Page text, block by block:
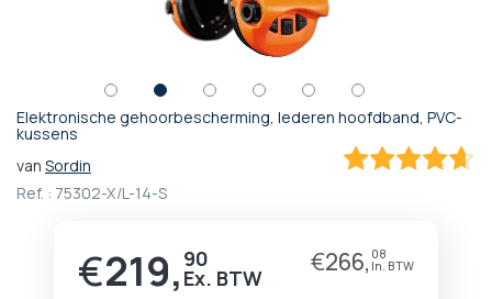
Elektronische gehoorbescherming, lederen hoofdband, PVC-
kussens
van Sordin
Ref. : 75302-X/L-14-S
Prijs
€219, 90 €266, 08
Ga
het
begin
afbeeldingen-